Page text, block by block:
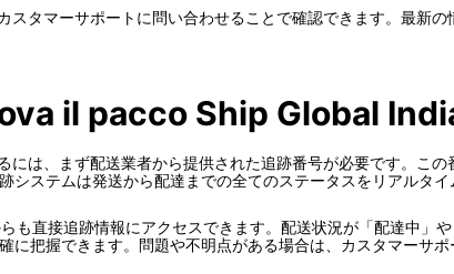
タマーサポートに問い合わせることで確認できます。最新
il pacco Ship Global
は、まず配送業者から提供された追跡番号が必要です。こ
システムは発送から配達までの全てのステータスをリアルタ
も直接追跡情報にアクセスできます。配送状況が「配達中」
に把握できます。問題や不明点がある場合は、カスタマーサ